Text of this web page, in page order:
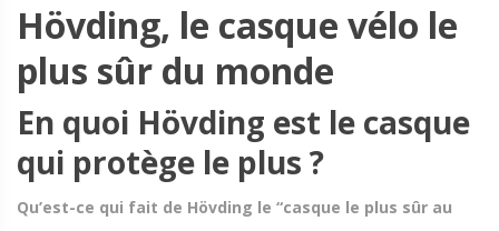
Hövding, le casque vélo le
plus sûr du monde
En quoi Hövding est le casque
qui protège le plus ?
Qu’est-ce qui fait de Hövding le “casque le plus sûr au